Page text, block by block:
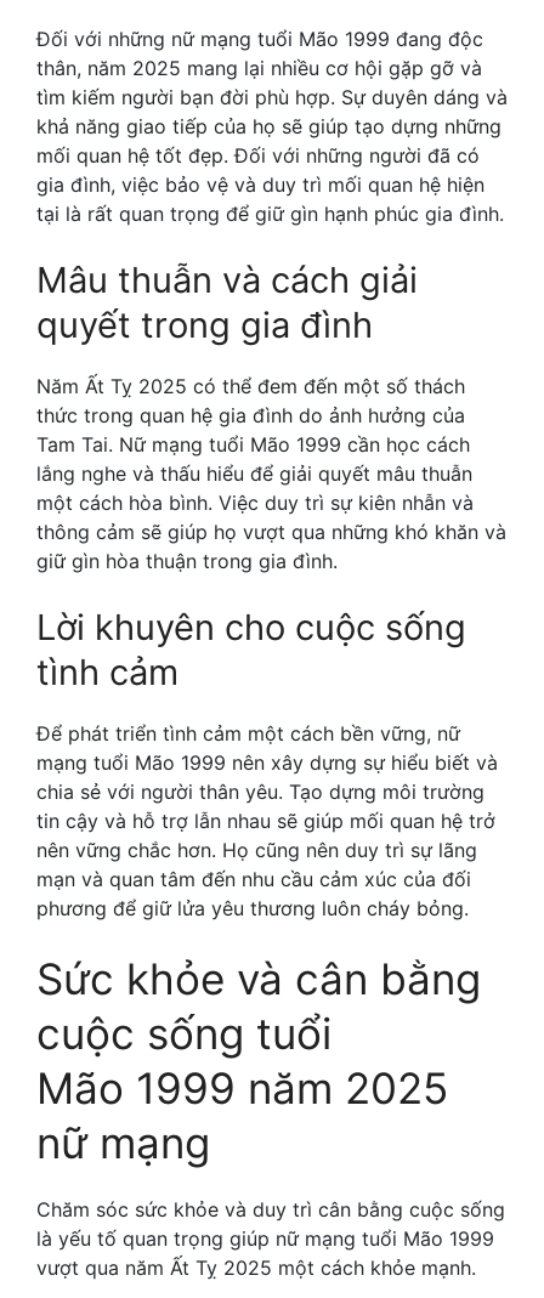
Đối với những nữ mạng tuổi Mão 1999 đang độc
thân, năm 2025 mang lại nhiều cơ hội gặp gỡ và
tìm kiếm người bạn đời phù hợp. Sự duyên dáng và
khả năng giao tiếp của họ sẽ giúp tạo dựng những
mối quan hệ tốt đẹp. Đối với những người đã có
gia đình, việc bảo vệ và duy trì mối quan hệ hiện
tại là rất quan trọng để giữ gìn hạnh phúc gia đình.
Mâu thuẫn và cách giải
quyết trong gia đình
Năm Ất Tỵ 2025 có thể đem đến một số thách
thức trong quan hệ gia đình do ảnh hưởng của
Tam Tai. Nữ mạng tuổi Mão 1999 cần học cách
lắng nghe và thấu hiểu để giải quyết mâu thuẫn
một cách hòa bình. Việc duy trì sự kiên nhẫn và
thông cảm sẽ giúp họ vượt qua những khó khăn và
giữ gìn hòa thuận trong gia đình.
Lời khuyên cho cuộc sống
tình cảm
Để phát triển tình cảm một cách bền vững, nữ
mạng tuổi Mão 1999 nên xây dựng sự hiểu biết và
chia sẻ với người thân yêu. Tạo dựng môi trường
tin cậy và hỗ trợ lẫn nhau sẽ giúp mối quan hệ trở
nên vững chắc hơn. Họ cũng nên duy trì sự lãng
mạn và quan tâm đến nhu cầu cảm xúc của đối
phương để giữ lửa yêu thương luôn cháy bỏng.
Sức khỏe và cân bằng
cuộc sống tuổi
Mão 1999 năm 2025
nữ mạng
Chăm sóc sức khỏe và duy trì cân bằng cuộc sống
là yếu tố quan trọng giúp nữ mạng tuổi Mão 1999
vượt qua năm Ất Tỵ 2025 một cách khỏe mạnh.